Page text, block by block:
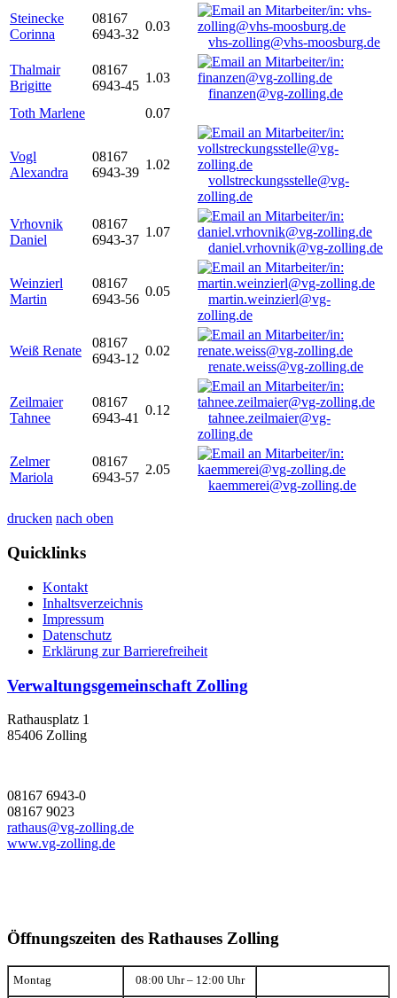
Steinecke
Corinna
08167
6943-32
0.03
vhs-zolling@vhs-moosburg.de
Thalmair
Brigitte
08167
6943-45
1.03
finanzen@vg-zolling.de
Toth Marlene
0.07
Vogl
Alexandra
08167
6943-39
1.02
vollstreckungsstelle@vg-
zolling.de
Vrhovnik
Daniel
08167
6943-37
1.07
daniel.vrhovnik@vg-zolling.de
Weinzierl
Martin
08167
6943-56
0.05
martin.weinzierl@vg-
zolling.de
Weiß Renate
08167
6943-12
0.02
renate.weiss@vg-zolling.de
Zeilmaier
Tahnee
08167
6943-41
0.12
tahnee.zeilmaier@vg-
zolling.de
Zelmer
Mariola
08167
6943-57
2.05
kaemmerei@vg-zolling.de
drucken nach oben
Quicklinks
Kontakt
Inhaltsverzeichnis
Impressum
Datenschutz
Erklärung zur Barrierefreiheit
Verwaltungsgemeinschaft Zolling
Rathausplatz 1
85406 Zolling
08167 6943-0
08167 9023
rathaus@vg-zolling.de
www.vg-zolling.de
Öffnungszeiten des Rathauses Zolling
Montag 08:00 Uhr – 12:00 Uhr